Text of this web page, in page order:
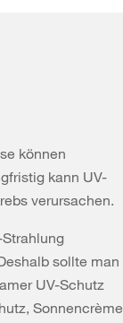
können
kann UV-
verursachen.
sollte man
UV-Schutz
Sonnencrème